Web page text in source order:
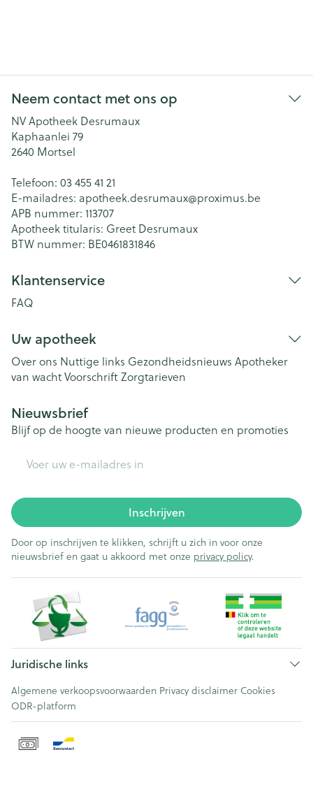
Neem contact met ons op
NV Apotheek Desrumaux
Kaphaanlei 79
2640 Mortsel
Telefoon: 03 455 41 21
E-mailadres: apotheek.desrumaux@proximus.be
APB nummer: 113707
Apotheek titularis: Greet Desrumaux
BTW nummer: BE0461831846
Klantenservice
FAQ
Uw apotheek
Over ons Nuttige links Gezondheidsnieuws Apotheker
van wachtVoorschriftZorgtarieven
Nieuwsbrief
Blijf op de hoogte van nieuwe producten en promoties
Inschrijven
Door op inschrijven te klikken, schrijft u zich in voor onze
nieuwsbrief en gaat u akkoord met onze privacy policy.
Juridische links
Algemene verkoopsvoorwaarden Privacy disclaimer Cookies
ODR-platform